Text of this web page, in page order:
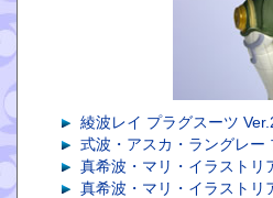
綾波レイ プラグスーツ
式波・アスカ・ラングレー
真希波・マリ・イラストリ
真希波・マリ・イラストリ